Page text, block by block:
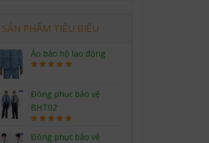
SẢN PHẨM TIÊU BIỂU
Áo bảo hộ lao động
Đồng phục bảo vệ
BHT02
out of 5
Đồng phục bảo vệ